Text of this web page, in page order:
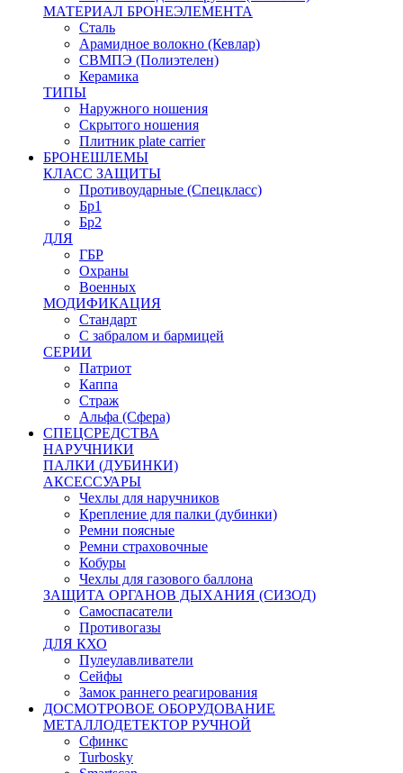
МАТЕРИАЛ БРОНЕЭЛЕМЕНТА
Сталь
Арамидное волокно (Кевлар)
СВМПЭ (Полиэтелен)
Керамика
ТИПЫ
Наружного ношения
Скрытого ношения
Плитник plate carrier
БРОНЕШЛЕМЫ
КЛАСС ЗАЩИТЫ
Противоударные (Спецкласс)
Бр1
Бр2
ДЛЯ
ГБР
Охраны
Военных
МОДИФИКАЦИЯ
Стандарт
С забралом и бармицей
СЕРИИ
Патриот
Каппа
Страж
Альфа (Сфера)
СПЕЦСРЕДСТВА
НАРУЧНИКИ
ПАЛКИ (ДУБИНКИ)
АКСЕССУАРЫ
Чехлы для наручников
Крепление для палки (дубинки)
Ремни поясные
Ремни страховочные
Кобуры
Чехлы для газового баллона
ЗАЩИТА ОРГАНОВ ДЫХАНИЯ (СИЗОД)
Самоспасатели
Противогазы
ДЛЯ КХО
Пулеулавливатели
Сейфы
Замок раннего реагирования
ДОСМОТРОВОЕ ОБОРУДОВАНИЕ
МЕТАЛЛОДЕТЕКТОР РУЧНОЙ
Сфинкс
Turbosky